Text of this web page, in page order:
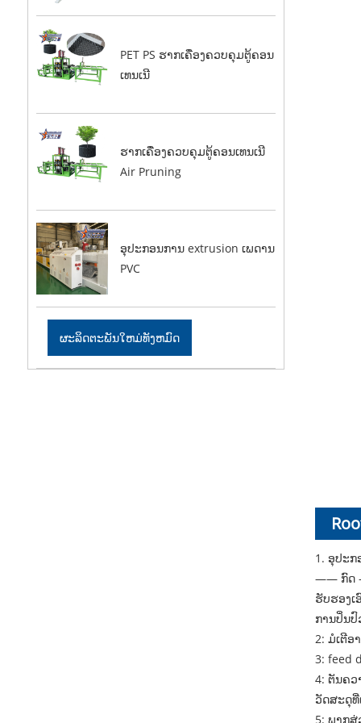
PET PS ຮາກເຄື່ອງຄວບຄຸມຕູ້ຄອນ
ເທນເນີ
ຮາກເຄື່ອງຄວບຄຸມຕູ້ຄອນເທນເນີ
Air Pruning
ອຸປະກອນການ extrusion ເພດານ
PVC
ຜະລິດຕະພັນໃຫມ່ທັງຫມົດ
1. ອຸປະ
—— ກົດ
ຮັບຮອງ
ການປິ່ນປົ
2: ມໍເຕີອ
3: feed
4: ຕັນຄ
ວັດສະດຸທີ່
5: ພາກ